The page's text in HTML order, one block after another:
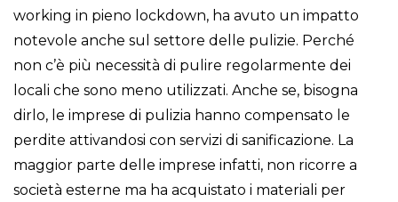
working in pieno lockdown, ha avuto un impatto
notevole anche sul settore delle pulizie. Perché
non c’è più necessità di pulire regolarmente dei
locali che sono meno utilizzati. Anche se, bisogna
dirlo, le imprese di pulizia hanno compensato le
perdite attivandosi con servizi di sanificazione. La
maggior parte delle imprese infatti, non ricorre a
società esterne ma ha acquistato i materiali per